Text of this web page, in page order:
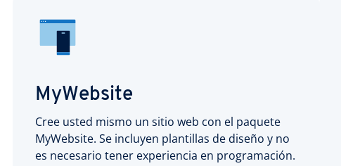
MyWebsite
Cree usted mismo un sitio web con el paquete
MyWebsite. Se incluyen plantillas de diseño y no
es necesario tener experiencia en programación.